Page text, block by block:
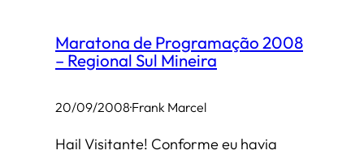
Maratona de Programação 2008
– Regional Sul Mineira
20/09/2008·Frank Marcel
Hail Visitante! Conforme eu havia